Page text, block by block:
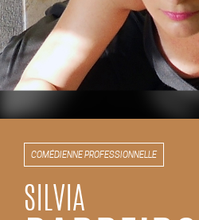
COMÉDIENNE PROFESSIONNELLE
SILVIA